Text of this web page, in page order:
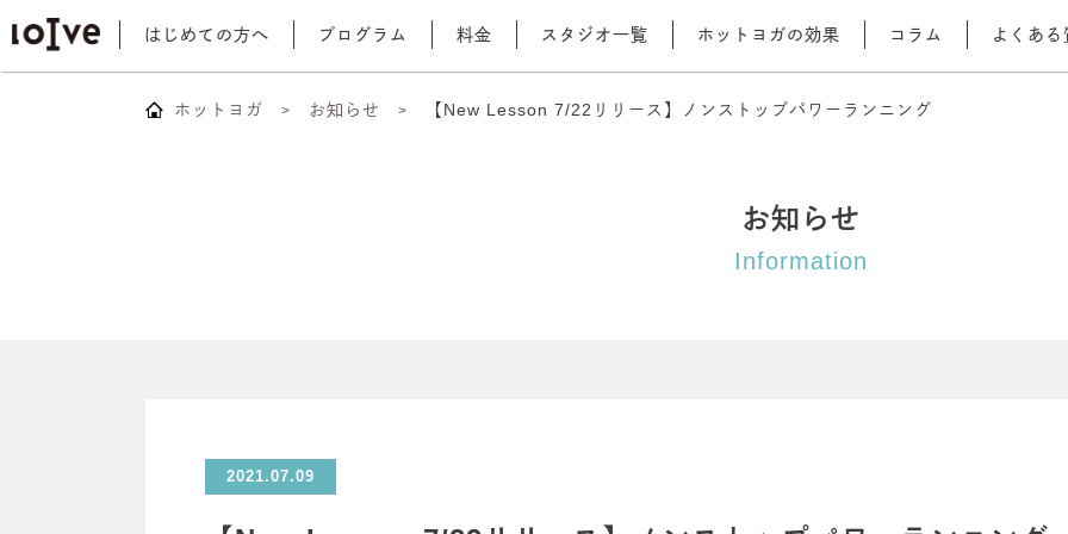
はじめての方へ プログラム 料金 スタジオ一覧 ホットヨガの効果 コラム よくある
ホットヨガ お知らせ 【New Lesson 7/22リリース】ノンストップパワーランニング
お知らせ
Information
2021.07.09